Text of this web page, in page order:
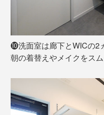
❿洗面室は廊下とWICの2
朝の着替えやメイクをスム